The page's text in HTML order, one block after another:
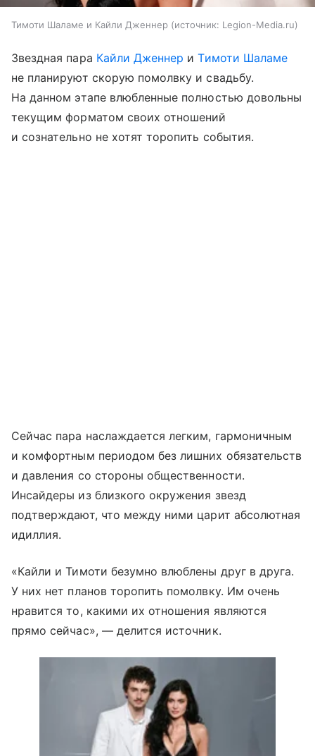
Тимоти Шаламе и Кайли Дженнер источник: Legion-Media.ru
Звездная пара Кайли Дженнер иТимоти Шаламе
не планируют скорую помолвку и свадьбу.
На данном этапе влюбленные полностью довольны
текущим форматом своих отношений
и сознательно не хотят торопить события.
Сейчас пара наслаждается легким, гармоничным
и комфортным периодом без лишних обязательств
и давления со стороны общественности.
Инсайдеры из близкого окружения звезд
подтверждают, что между ними царит абсолютная
идиллия.
«Кайли и Тимоти безумно влюблены друг в друга.
У них нет планов торопить помолвку. Им очень
нравится то, какими их отношения являются
прямо сейчас», — делится источник.